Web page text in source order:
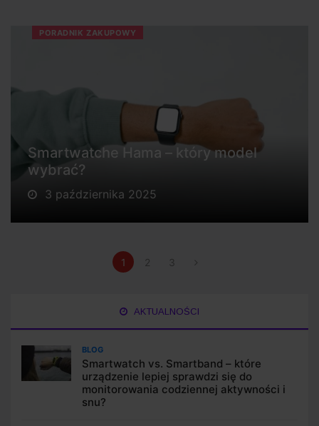
PORADNIK ZAKUPOWY
Smartwatche Hama – który model
wybrać?
3 października 2025
1 2 3
AKTUALNOŚCI
BLOG
Smartwatch vs. Smartband – które
urządzenie lepiej sprawdzi się do
monitorowania codziennej aktywności i
snu?